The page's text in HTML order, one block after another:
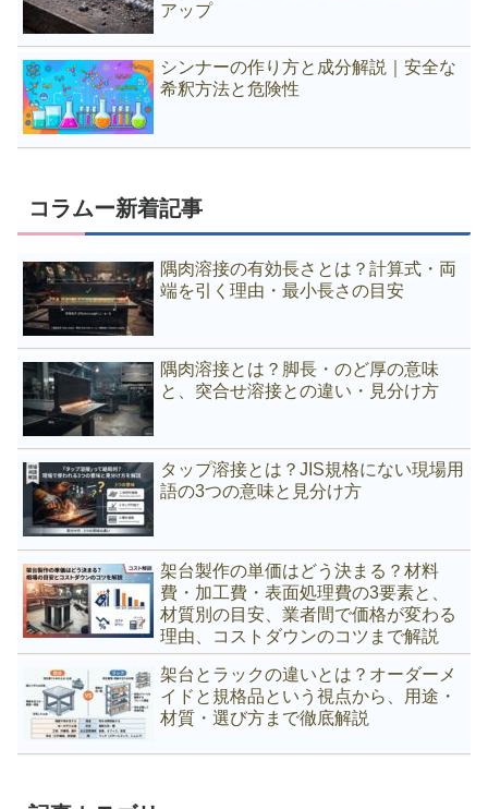
アップ
シンナーの作り方と成分解説｜安全な
希釈方法と危険性
コラムー新着記事
隅肉溶接の有効長さとは？計算式・両
端を引く理由・最小長さの目安
隅肉溶接とは？脚長・のど厚の意味
と、突合せ溶接との違い・見分け方
タップ溶接とは？JIS規格にない現場用
語の3つの意味と見分け方
架台製作の単価はどう決まる？材料
費・加工費・表面処理費の3要素と、
材質別の目安、業者間で価格が変わる
理由、コストダウンのコツまで解説
架台とラックの違いとは？オーダーメ
イドと規格品という視点から、用途・
材質・選び方まで徹底解説